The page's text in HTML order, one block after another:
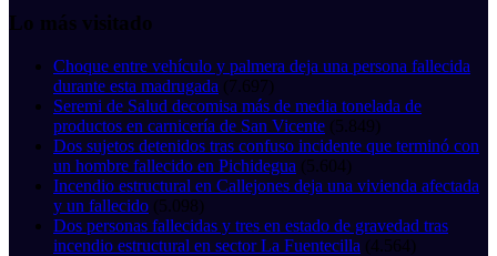
Lo más visitado
Choque entre vehículo y palmera deja una persona fallecida
durante esta madrugada (7.697)
Seremi de Salud decomisa más de media tonelada de
productos en carnicería de San Vicente (5.849)
Dos sujetos detenidos tras confuso incidente que terminó con
un hombre fallecido en Pichidegua (5.604)
Incendio estructural en Callejones deja una vivienda afectada
y un fallecido (5.098)
Dos personas fallecidas y tres en estado de gravedad tras
incendio estructural en sector La Fuentecilla (4.564)